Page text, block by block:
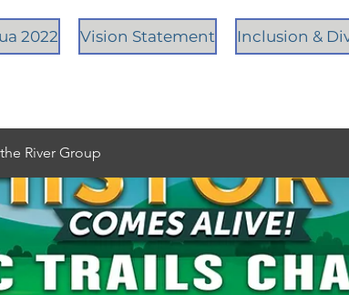
2022 Vision Statement Inclusion &
River Group